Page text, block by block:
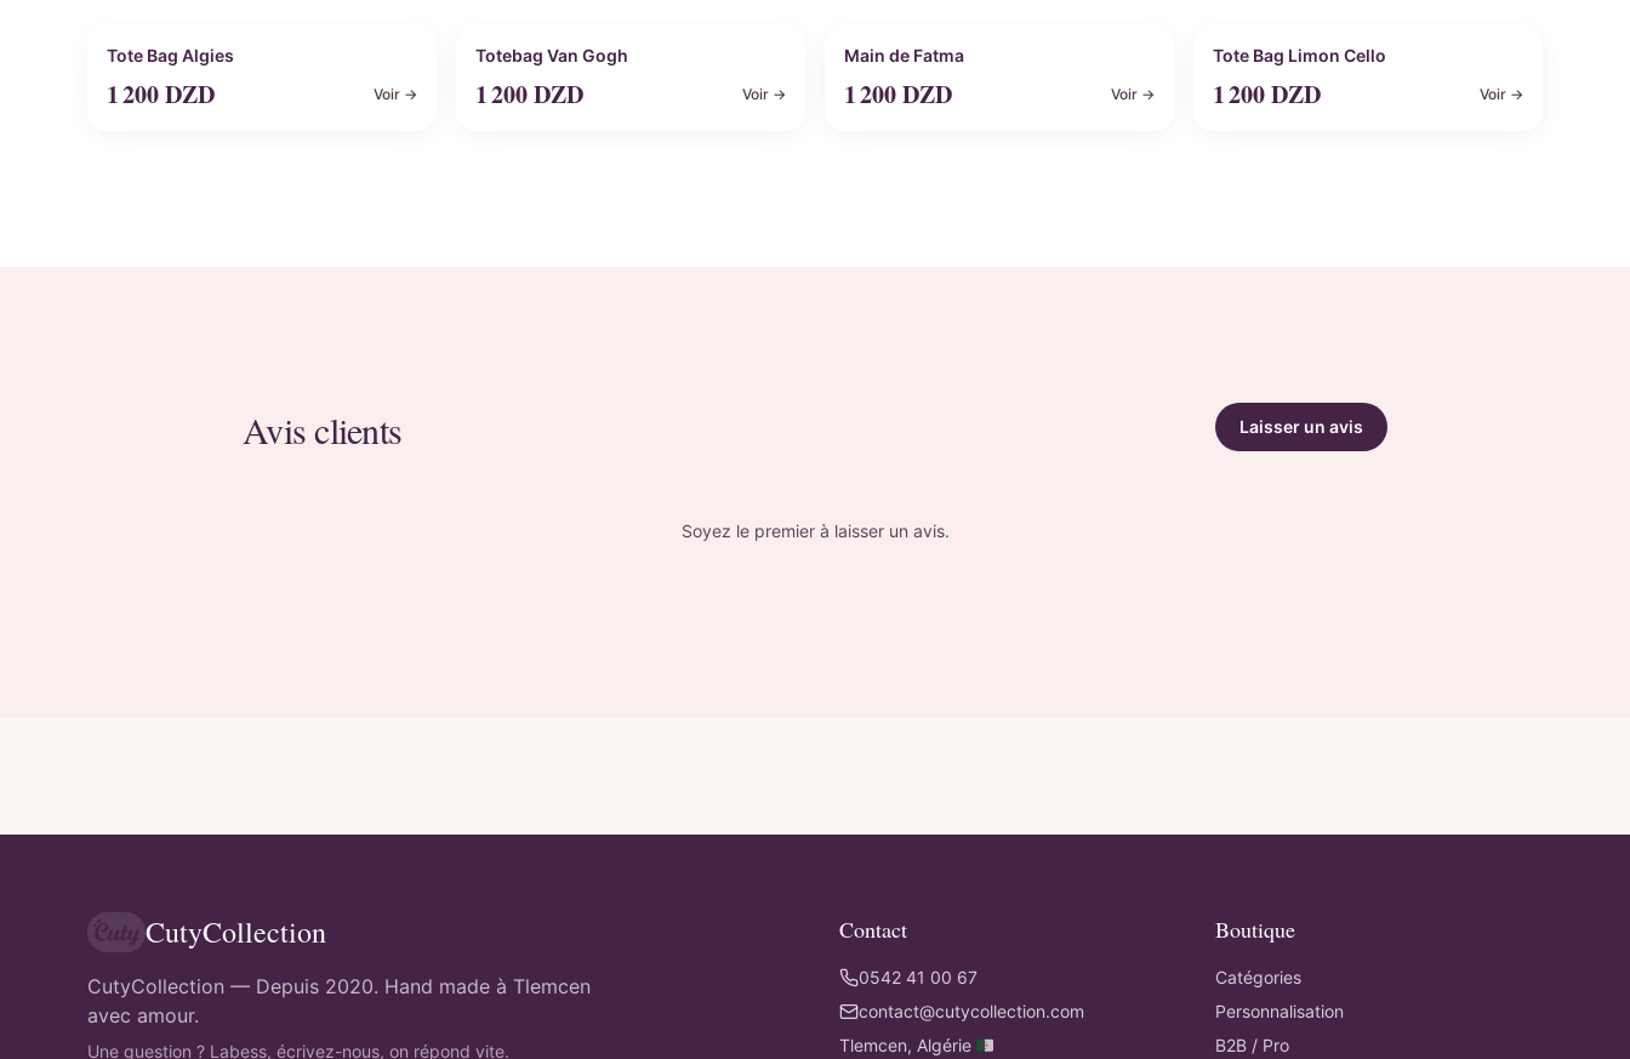
Personnalisable
Tote Bag Algies
1 200DZD Voir →
Personnalisable
Totebag Van Gogh
1 200DZD Voir →
Personnalisable
Main de Fatma
1 200DZD Voir →
Personnalisable
Tote Bag Limon Cello
1 200DZD Voir →
Avis clients Laisser un avis
Soyez le premier à laisser un avis.
CutyCollection
CutyCollection — Depuis 2020. Hand made à Tlemcen
avec amour.
Une question ? Labess, écrivez-nous, on répond vite.
Contact
0542 41 00 67
contact@cutycollection.com
Tlemcen, Algérie 🇩🇿
Boutique
Catégories
Personnalisation
B2B / Pro